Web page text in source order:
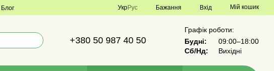
Блог УкрРус Бажання Вхід Мій кошик
+380 50 987 40 50
Графік роботи:
Будні:
09:00–18:00
Сб/Нд:
Вихідні